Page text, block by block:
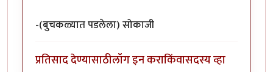
-(बुचकळ्यात पडलेला) सोकाजी
प्रतिसाद देण्यासाठीलॉग इन कराकिंवासदस्य व्हा